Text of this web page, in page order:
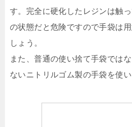
す。完全に硬化したレジンは触
の状態だと危険ですので手袋は
しょう。
また、普通の使い捨て手袋では
ないニトリルゴム製の手袋を使い